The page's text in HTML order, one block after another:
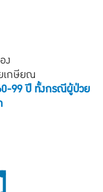
ง
เกษียณ
99 ปี ทั้งกรณีผู้ป่วย